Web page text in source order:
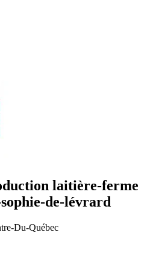
laitière-ferme
de-lévrard
Du-Québec